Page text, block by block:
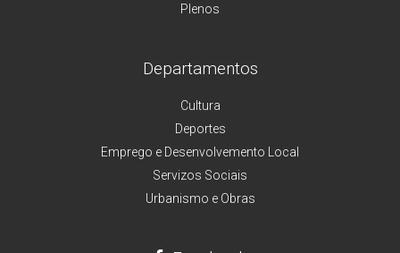
Plenos
Departamentos
Cultura
Deportes
Emprego e Desenvolvemento Local
Servizos Sociais
Urbanismo e Obras